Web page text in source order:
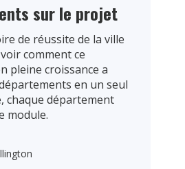
sur le projet
de réussite de la ville
comment ce
pleine croissance a
en un seul
chaque département
module.